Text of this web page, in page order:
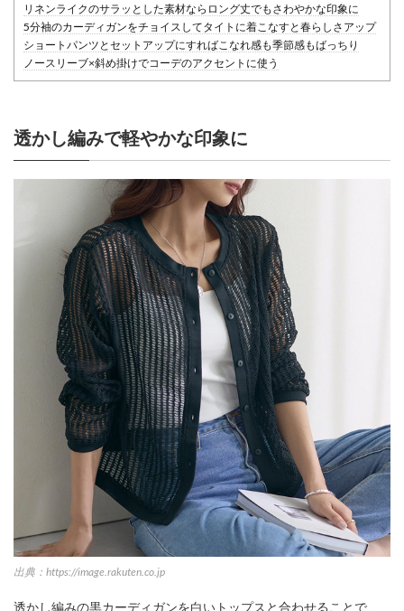
リネンライクのサラッとした素材ならロング丈でもさわやかな印象に
5分袖のカーディガンをチョイスしてタイトに着こなすと春らしさアップ
ショートパンツとセットアップにすればこなれ感も季節感もばっちり
ノースリーブ×斜め掛けでコーデのアクセントに使う
透かし編みで軽やかな印象に
出典：https://image.rakuten.co.jp
透かし編みの黒カーディガンを白いトップスと合わせることで、